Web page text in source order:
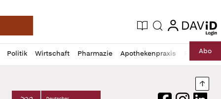
Deutsche Apotheker Zeitung
Aktuelle Ausgabe
Suche login
login
Politik Wirtschaft Pharmazie Apothekenpraxis RechtAbo
Profil
öffnen
Daz
Pur
Deutscher Apotheker Verlag Logo
FacebookInstagram